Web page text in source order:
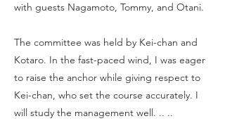
with guests Nagamoto, Tommy, and Otani.
The committee was held by Kei-chan and
Kotaro. In the fast-paced wind, I was eager
to raise the anchor while giving respect to
Kei-chan, who set the course accurately. I
will study the management well. .. ..